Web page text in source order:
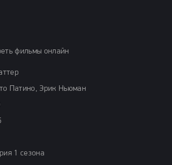
фильмы онлайн
Патино, Эрик Ньюман
1 сезона